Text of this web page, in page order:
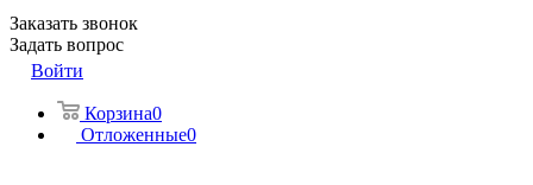
Заказать звонок
Задать вопрос
Войти
Корзина0
Отложенные0